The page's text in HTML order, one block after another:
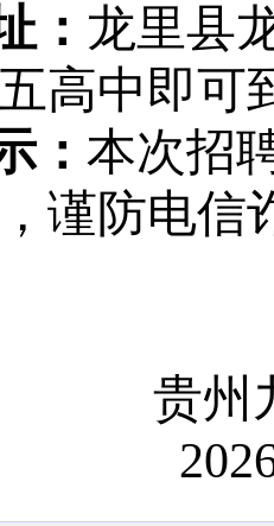
： 龙里县
高中即可
： 本次招
谨防电信
贵州